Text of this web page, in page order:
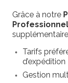
Grâce à notre
Professionnel
Tarifs
d’expédition
Gestion